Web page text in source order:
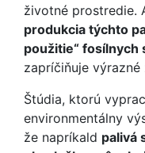
životné prostredie.
produkcia týchto
použitie“ fosílnych
zapríčiňuje
Štúdia, ktorú
environmentálny
že napríkald palivá